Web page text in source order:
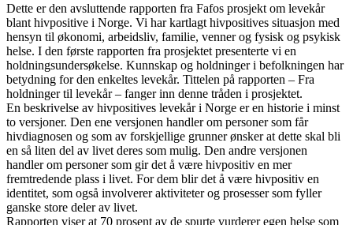
Dette er den avsluttende rapporten fra Fafos prosjekt om levekår
blant hivpositive i Norge. Vi har kartlagt hivpositives situasjon med
hensyn til økonomi, arbeidsliv, familie, venner og fysisk og psykisk
helse. I den første rapporten fra prosjektet presenterte vi en
holdningsundersøkelse. Kunnskap og holdninger i befolkningen har
betydning for den enkeltes levekår. Tittelen på rapporten – Fra
holdninger til levekår – fanger inn denne tråden i prosjektet.
En beskrivelse av hivpositives levekår i Norge er en historie i minst
to versjoner. Den ene versjonen handler om personer som får
hivdiagnosen og som av forskjellige grunner ønsker at dette skal bli
en så liten del av livet deres som mulig. Den andre versjonen
handler om personer som gir det å være hivpositiv en mer
fremtredende plass i livet. For dem blir det å være hivpositiv en
identitet, som også involverer aktiviteter og prosesser som fyller
ganske store deler av livet.
Rapporten viser at 70 prosent av de spurte vurderer egen helse som